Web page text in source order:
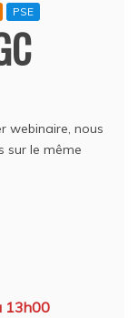
PSE
webinaire, nous
sur le même
13h00